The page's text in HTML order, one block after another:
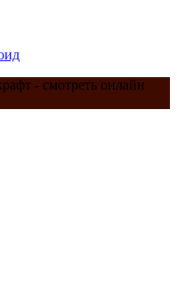
- смотреть онлайн